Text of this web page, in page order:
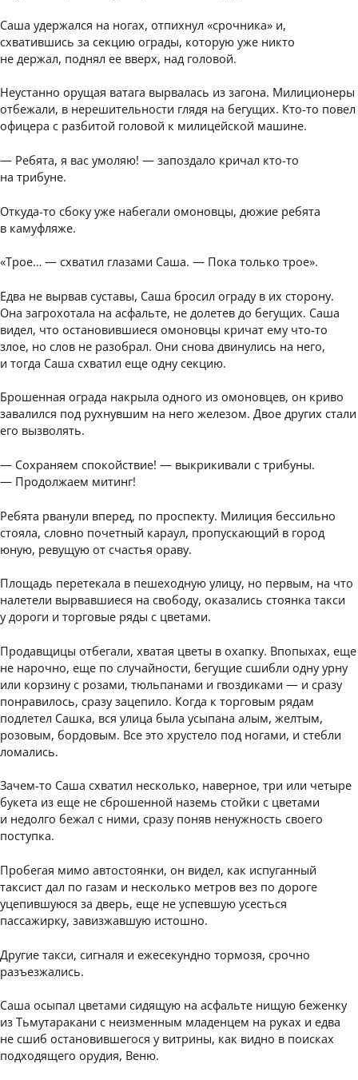
Саша удержался на ногах, отпихнул «срочника» и,
схватившись за секцию ограды, которую уже никто
не держал, поднял ее вверх, над головой.
Неустанно орущая ватага вырвалась из загона. Милиционеры
отбежали, в нерешительности глядя на бегущих. Кто-то повел
офицера с разбитой головой к милицейской машине.
— Ребята, я вас умоляю! — запоздало кричал кто-то
на трибуне.
Откуда-то сбоку уже набегали омоновцы, дюжие ребята
в камуфляже.
«Трое… — схватил глазами Саша. — Пока только трое».
Едва не вырвав суставы, Саша бросил ограду в их сторону.
Она загрохотала на асфальте, не долетев до бегущих. Саша
видел, что остановившиеся омоновцы кричат ему что-то
злое, но слов не разобрал. Они снова двинулись на него,
и тогда Саша схватил еще одну секцию.
Брошенная ограда накрыла одного из омоновцев, он криво
завалился под рухнувшим на него железом. Двое других стали
его вызволять.
— Сохраняем спокойствие! — выкрикивали с трибуны.
— Продолжаем митинг!
Ребята рванули вперед, по проспекту. Милиция бессильно
стояла, словно почетный караул, пропускающий в город
юную, ревущую от счастья ораву.
Площадь перетекала в пешеходную улицу, но первым, на что
налетели вырвавшиеся на свободу, оказались стоянка такси
у дороги и торговые ряды с цветами.
Продавщицы отбегали, хватая цветы в охапку. Впопыхах, еще
не нарочно, еще по случайности, бегущие сшибли одну урну
или корзину с розами, тюльпанами и гвоздиками — и сразу
понравилось, сразу зацепило. Когда к торговым рядам
подлетел Сашка, вся улица была усыпана алым, желтым,
розовым, бордовым. Все это хрустело под ногами, и стебли
ломались.
Зачем-то Саша схватил несколько, наверное, три или четыре
букета из еще не сброшенной наземь стойки с цветами
и недолго бежал с ними, сразу поняв ненужность своего
поступка.
Пробегая мимо автостоянки, он видел, как испуганный
таксист дал по газам и несколько метров вез по дороге
уцепившуюся за дверь, еще не успевшую усесться
пассажирку, завизжавшую истошно.
Другие такси, сигналя и ежесекундно тормозя, срочно
разъезжались.
Саша осыпал цветами сидящую на асфальте нищую беженку
из Тьмутаракани с неизменным младенцем на руках и едва
не сшиб остановившегося у витрины, как видно в поисках
подходящего орудия, Веню.